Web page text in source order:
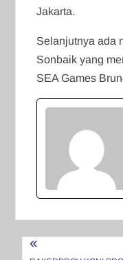
Jakarta.
Selanjutnya ada
Sonbaik yang
SEA Games
Navigasi